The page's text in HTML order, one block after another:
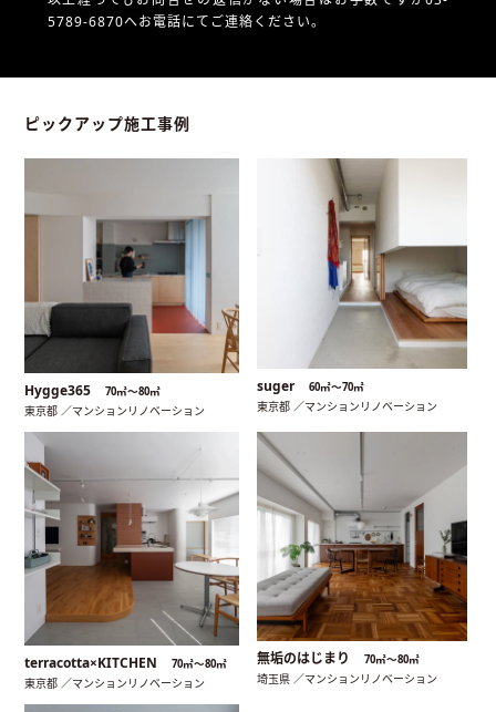
5789-6870へお電話にてご連絡ください。
ピックアップ施工事例
Hygge365 70㎡〜80㎡
東京都 ／マンションリノベーション
suger 60㎡〜70㎡
東京都 ／マンションリノベーション
terracotta×KITCHEN 70㎡〜80㎡
東京都 ／マンションリノベーション
無垢のはじまり 70㎡〜80㎡
埼玉県 ／マンションリノベーション